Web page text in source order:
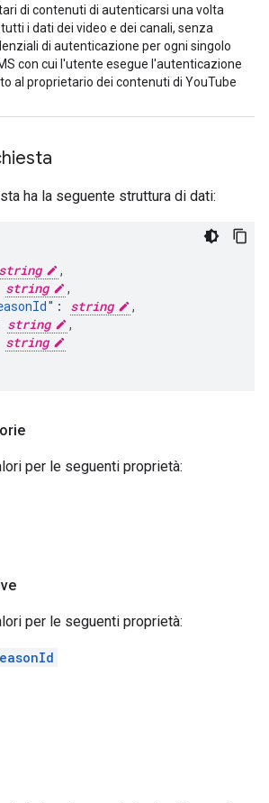
di contenuti di autenticarsi una volta
i dati dei video e dei canali, senza
di autenticazione per ogni singolo
con cui l'utente esegue l'autenticazione
al proprietario dei contenuti di YouTube
ha la seguente struttura di dati:
string
,
string
,
": string
,
string
,
string
per le seguenti proprietà:
per le seguenti proprietà: